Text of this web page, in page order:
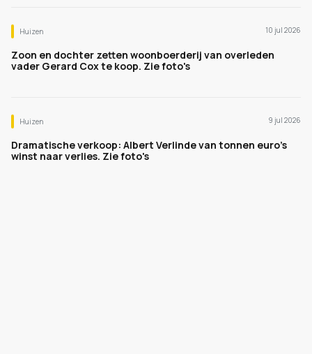
Huizen 10 jul 2026
Zoon en dochter zetten woonboerderij van overleden
vader Gerard Cox te koop. Zie foto's
Huizen 9 jul 2026
Dramatische verkoop: Albert Verlinde van tonnen euro's
winst naar verlies. Zie foto's